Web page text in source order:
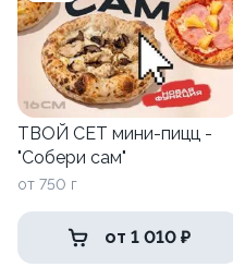
ТВОЙ СЕТ мини-пицц -
"Собери сам"
от 750 г
от 1 010 ₽